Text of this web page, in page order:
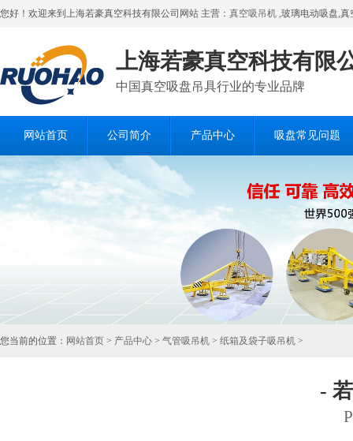
您好！欢迎来到上海若豪真空科技有限公司网站 主营： 真空吸吊机 ,玻璃电动吸盘,
上海若豪真空科技有限
中国真空吸盘吊具行业的专业品牌
网站首页 公司简介 产品中心 吸盘常见问题
在线留言
您当前的位置： 网站首页 > 产品中心 > 气管吸吊机 > 纸箱及袋子吸吊机 >
-